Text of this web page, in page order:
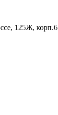
125Ж, корп.6